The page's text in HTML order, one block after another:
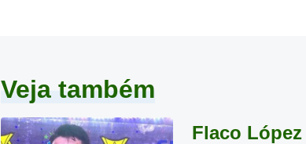
Veja também
Flaco